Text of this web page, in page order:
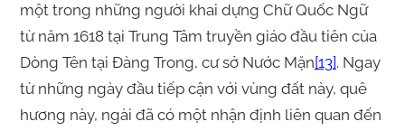
một trong những người khai dựng Chữ Quốc Ngữ
từ năm 1618 tại Trung Tâm truyền giáo đầu tiên của
Dòng Tên tại Đàng Trong, cư sở Nước Mặn[13]. Ngay
từ những ngày đầu tiếp cận với vùng đất này, quê
hương này, ngài đã có một nhận định liên quan đến